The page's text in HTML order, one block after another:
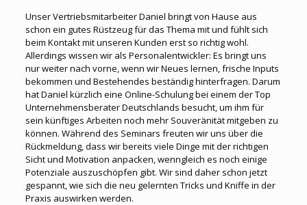
Unser Vertriebsmitarbeiter Daniel bringt von Hause aus
schon ein gutes Rüstzeug für das Thema mit und fühlt sich
beim Kontakt mit unseren Kunden erst so richtig wohl.
Allerdings wissen wir als Personalentwickler: Es bringt uns
nur weiter nach vorne, wenn wir Neues lernen, frische Inputs
bekommen und Bestehendes beständig hinterfragen. Darum
hat Daniel kürzlich eine Online-Schulung bei einem der Top
Unternehmensberater Deutschlands besucht, um ihm für
sein künftiges Arbeiten noch mehr Souveränität mitgeben zu
können. Während des Seminars freuten wir uns über die
Rückmeldung, dass wir bereits viele Dinge mit der richtigen
Sicht und Motivation anpacken, wenngleich es noch einige
Potenziale auszuschöpfen gibt. Wir sind daher schon jetzt
gespannt, wie sich die neu gelernten Tricks und Kniffe in der
Praxis auswirken werden.